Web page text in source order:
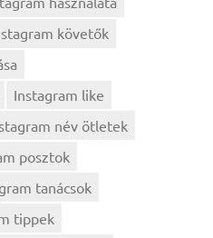
követők
Instagram like
név ötletek
posztok
tanácsok
tippek